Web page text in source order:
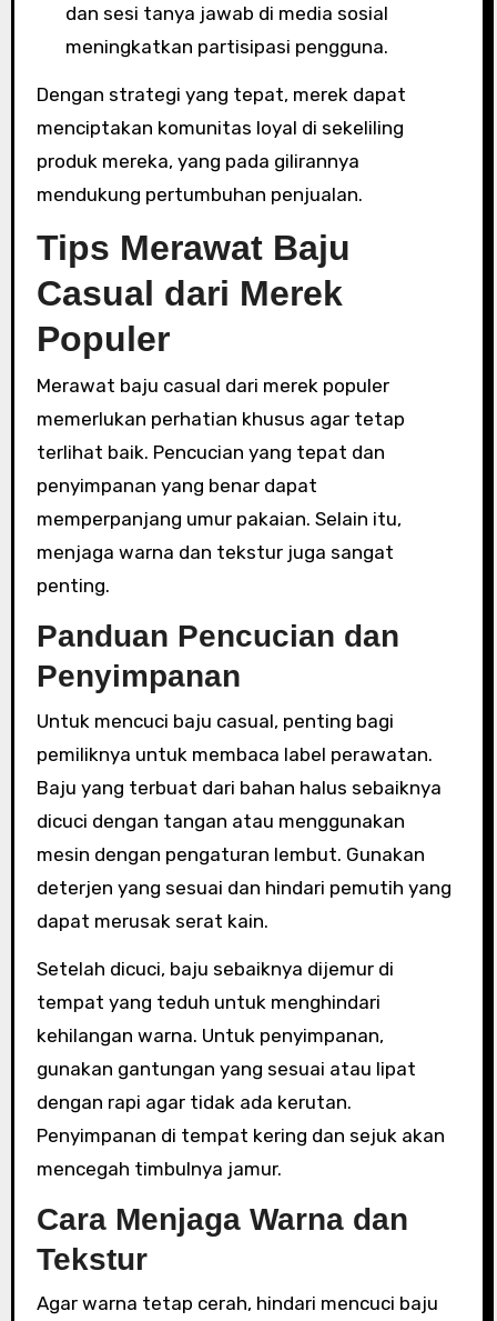
dan sesi tanya jawab di media sosial
meningkatkan partisipasi pengguna.
Dengan strategi yang tepat, merek dapat
menciptakan komunitas loyal di sekeliling
produk mereka, yang pada gilirannya
mendukung pertumbuhan penjualan.
Tips Merawat Baju
Casual dari Merek
Populer
Merawat baju casual dari merek populer
memerlukan perhatian khusus agar tetap
terlihat baik. Pencucian yang tepat dan
penyimpanan yang benar dapat
memperpanjang umur pakaian. Selain itu,
menjaga warna dan tekstur juga sangat
penting.
Panduan Pencucian dan
Penyimpanan
Untuk mencuci baju casual, penting bagi
pemiliknya untuk membaca label perawatan.
Baju yang terbuat dari bahan halus sebaiknya
dicuci dengan tangan atau menggunakan
mesin dengan pengaturan lembut. Gunakan
deterjen yang sesuai dan hindari pemutih yang
dapat merusak serat kain.
Setelah dicuci, baju sebaiknya dijemur di
tempat yang teduh untuk menghindari
kehilangan warna. Untuk penyimpanan,
gunakan gantungan yang sesuai atau lipat
dengan rapi agar tidak ada kerutan.
Penyimpanan di tempat kering dan sejuk akan
mencegah timbulnya jamur.
Cara Menjaga Warna dan
Tekstur
Agar warna tetap cerah, hindari mencuci baju